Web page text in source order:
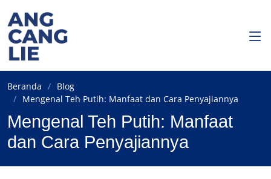
Beranda
Blog
Mengenal Teh Putih: Manfaat dan Cara Penyajiannya
Mengenal Teh Putih: Manfaat
dan Cara Penyajiannya